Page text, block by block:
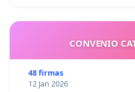
CONVENIO
48 firmas
12 Jan 2026